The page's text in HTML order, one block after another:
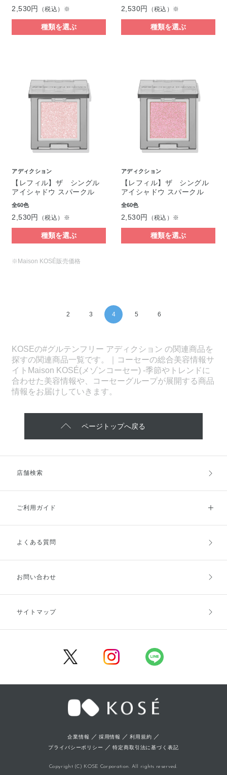
2,530円 （税込）※
種類を選ぶ
2,530円 （税込）※
種類を選ぶ
アディクション
【レフィル】ザ シングル
アイシャドウ スパークル
全60色
2,530円 （税込）※
種類を選ぶ
アディクション
【レフィル】ザ シングル
アイシャドウ スパークル
全60色
2,530円 （税込）※
種類を選ぶ
※Maison KOSÉ販売価格
2 3 4 5 6
KOSEの#グルテンフリー アディクション の関連商品を
探すの関連商品一覧です。｜コーセーの総合美容情報サ
イトMaison KOSÉ(メゾンコーセー) -季節やトレンドに
合わせた美容情報や、コーセーグループが展開する商品
情報をお届けしていきます。
ページトップへ戻る
店舗検索
ご利用ガイド
ご利用ガイドトップ
お支払方法
キャンセル・返品・交換
よくある質問
お問い合わせ
サイトマップ
企業情報 ／ 採用情報 ／利用規約 ／
プライバシーポリシー ／特定商取引法に基づく表記
Copyright (C) KOSE Corporation. All rights reserved.